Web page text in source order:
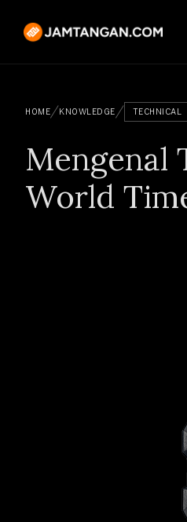
HOME KNOWLEDGE TECHNICAL
Mengenal
World